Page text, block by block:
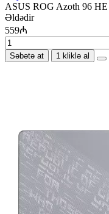
ASUS ROG Azoth 96 HE
Əldədir
559₼
Səbətə at 1 kliklə al